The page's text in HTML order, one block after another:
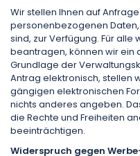
Wir stellen Ihnen auf
personenbezogenen
sind, zur Verfügung. Für alle
beantragen, können wir ein
Grundlage der
Antrag elektronisch, stellen
gängigen elektronischen
nichts anderes angeben.
die Rechte und Freiheiten
beeinträchtigen.
Widerspruch gegen